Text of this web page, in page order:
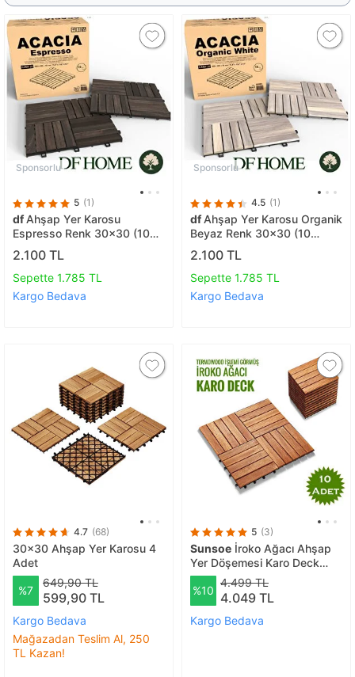
Sponsorlu
5 (1)
dfAhşap Yer Karosu
Espresso Renk 30x30 (10
Adet= 0.9m2)
2.100 TL
Sepette 1.785 TL
Kargo Bedava
Sponsorlu
4.5 (1)
dfAhşap Yer Karosu Organik
Beyaz Renk 30x30 (10
Adet= 0.9m2)
2.100 TL
Sepette 1.785 TL
Kargo Bedava
4.7 (68)
30x30 Ahşap Yer Karosu 4
Adet
%7
649,90 TL
599,90 TL
Kargo Bedava
Mağazadan Teslim Al, 250
TL Kazan!
5 (3)
Sunsoe İroko Ağacı Ahşap
Yer Döşemesi Karo Deck
30x30 Cm–10 Adet 0,9m2
%10
4.499 TL
4.049 TL
Kargo Bedava